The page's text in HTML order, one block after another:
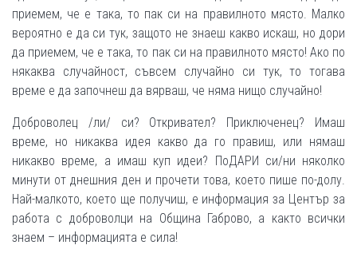
приемем, че е така, то пак си на правилното място. Малко
вероятно е да си тук, защото не знаеш какво искаш, но дори
да приемем, че е така, то пак си на правилното място! Ако по
някаква случайност, съвсем случайно си тук, то тогава
време е да започнеш да вярваш, че няма нищо случайно!
Доброволец /ли/ си? Откривател? Приключенец? Имаш
време, но никаква идея какво да го правиш, или нямаш
никакво време, а имаш куп идеи? ПоДАРИ си/ни няколко
минути от днешния ден и прочети това, което пише по-долу.
Най-малкото, което ще получиш, е информация за Център за
работа с доброволци на Община Габрово, а както всички
знаем – информацията е сила!